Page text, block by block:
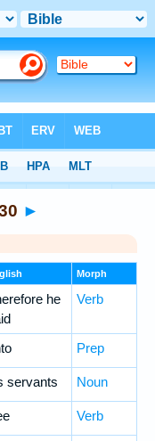
►
Morph
he
Verb
Prep
servants Noun
Verb